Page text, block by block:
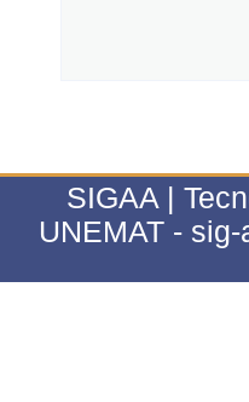
SIGAA |
UNEMAT -